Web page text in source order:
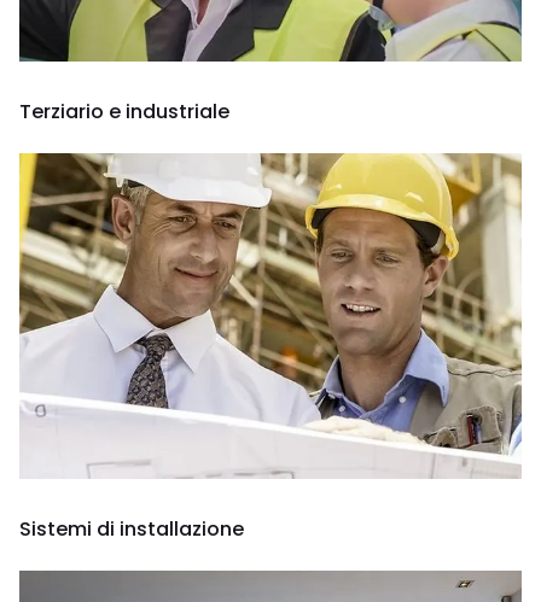
Terziario e industriale
Sistemi di installazione